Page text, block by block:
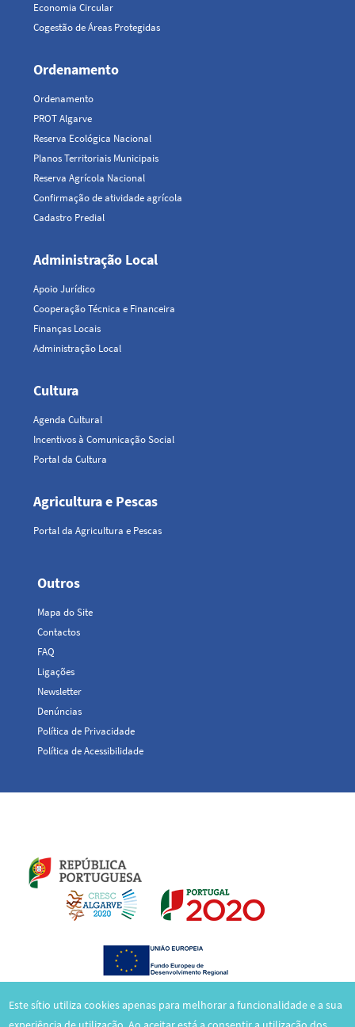
Economia Circular
Cogestão de Áreas Protegidas
Ordenamento
Ordenamento
PROT Algarve
Reserva Ecológica Nacional
Planos Territoriais Municipais
Reserva Agrícola Nacional
Confirmação de atividade agrícola
Cadastro Predial
Administração Local
Apoio Jurídico
Cooperação Técnica e Financeira
Finanças Locais
Administração Local
Cultura
Agenda Cultural
Incentivos à Comunicação Social
Portal da Cultura
Agricultura e Pescas
Portal da Agricultura e Pescas
Top
Menu
Outros
Mapa do Site
Contactos
FAQ
Ligações
Newsletter
Denúncias
Política de Privacidade
Política de Acessibilidade
Este sítio utiliza cookies apenas para melhorar a funcionalidade e a sua